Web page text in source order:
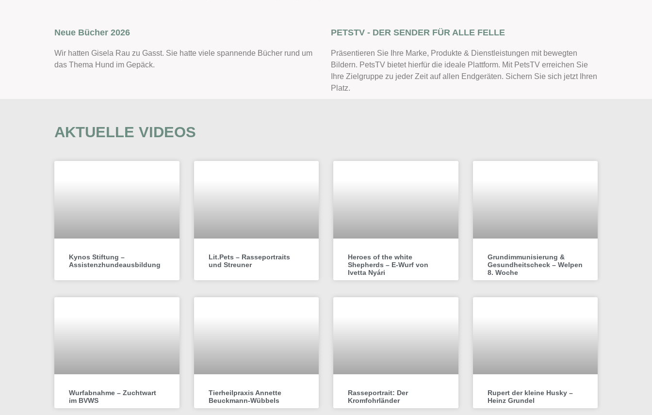
Neue Bücher 2026
Wir hatten Gisela Rau zu Gasst. Sie hatte viele spannende Bücher rund um
das Thema Hund im Gepäck.
PETSTV - DER SENDER FÜR ALLE FELLE
Präsentieren Sie Ihre Marke, Produkte & Dienstleistungen mit bewegten
Bildern. PetsTV bietet hierfür die ideale Plattform. Mit PetsTV erreichen Sie
Ihre Zielgruppe zu jeder Zeit auf allen Endgeräten. Sichern Sie sich jetzt Ihren
Platz.
AKTUELLE VIDEOS
Kynos Stiftung –
Assistenzhundeausbildung
Lit.Pets – Rasseportraits
und Streuner
Heroes of the white
Shepherds – E-Wurf von
Ivetta Nyári
Grundimmunisierung &
Gesundheitscheck – Welpen
8. Woche
Wurfabnahme – Zuchtwart
im BVWS
Tierheilpraxis Annette
Beuckmann-Wübbels
Rasseportrait: Der
Kromfohrländer
Rupert der kleine Husky –
Heinz Grundel